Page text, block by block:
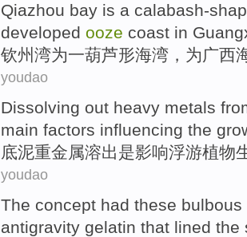
Qiazhou bay is a calabash-
developed ooze coast in
钦州湾为一葫芦形海湾 ，为广西
youdao
Dissolving out heavy metals
main factors influencing the
底泥重金属溶出是影响浮游植物
youdao
The concept had these bulbous
antigravity gelatin that lined the